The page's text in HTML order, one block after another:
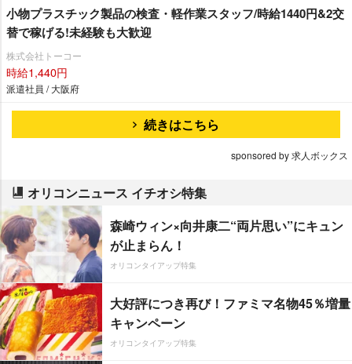
小物プラスチック製品の検査・軽作業スタッフ/時給1440円&2交
替で稼げる!未経験も大歓迎
株式会社トーコー
時給1,440円
派遣社員 / 大阪府
続きはこちら
sponsored by 求人ボックス
オリコンニュース イチオシ特集
森崎ウィン×向井康二“両片思い”にキュン
が止まらん！
オリコンタイアップ特集
大好評につき再び！ファミマ名物45％増量
キャンペーン
オリコンタイアップ特集